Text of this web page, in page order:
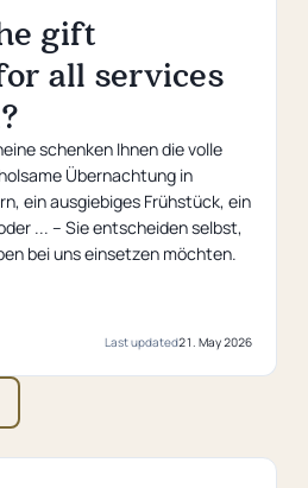
gift
all services
schenken Ihnen die volle
Übernachtung in
ein ausgiebiges Frühstück, ein
... – Sie entscheiden selbst,
bei uns einsetzen möchten.
Last updated21. May 2026